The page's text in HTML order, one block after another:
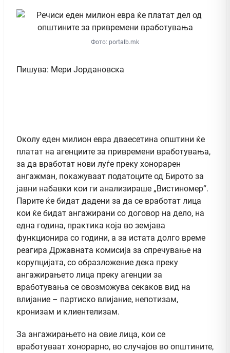
Фото: portalb.mk
Пишува: Мери Јордановска
Околу еден милион евра дваесетина општини ќе
платат на агенциите за привремени вработувања,
за да вработат нови луѓе преку хонорарен
ангажман, покажуваат податоците од Бирото за
јавни набавки кои ги анализираше „Вистиномер“.
Парите ќе бидат дадени за да се вработат лица
кои ќе бидат ангажирани со договор на дело, на
една година, практика која во земјава
функционира со години, а за истата долго време
реагира Државната комисија за спречување на
корупцијата, со образложение дека преку
ангажирањето лица преку агенции за
вработувања се овозможува секаков вид на
влијание – партиско влијание, непотизам,
кронизам и клиентелизам.
За ангажирањето на овие лица, кои се
вработуваат хонорарно, во случајов во општините,